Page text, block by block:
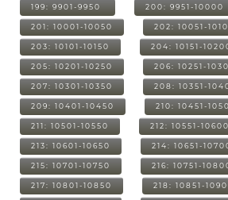
199: 9901-9950 200: 9951-10000
201: 10001-10050 202: 10051-
203: 10101-10150 204: 10151-
205: 10201-10250 206: 10251-
207: 10301-10350 208: 10351-
209: 10401-10450 210: 10451-
211: 10501-10550 212: 10551-10600
213: 10601-10650 214: 10651-
215: 10701-10750 216: 10751-
217: 10801-10850 218: 10851-